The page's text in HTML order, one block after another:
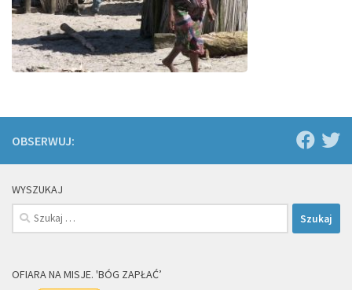
OBSERWUJ:
WYSZUKAJ
Szukaj:
OFIARA NA MISJE. 'BÓG ZAPŁAĆ’